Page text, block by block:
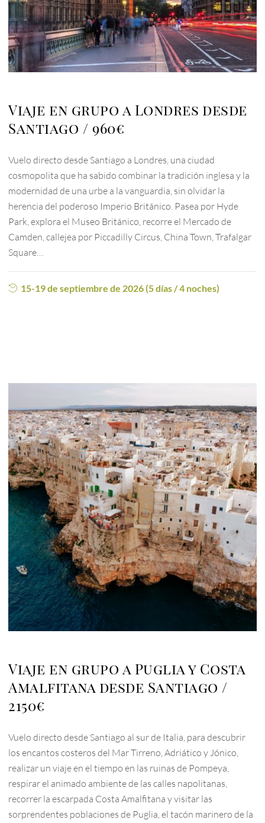
Viaje en grupo a Londres desde
Santiago
960€
Vuelo directo desde Santiago a Londres, una ciudad
cosmopolita que ha sabido combinar la tradición inglesa y la
modernidad de una urbe a la vanguardia, sin olvidar la
herencia del poderoso Imperio Británico. Pasea por Hyde
Park, explora el Museo Británico, recorre el Mercado de
Camden, callejea por Piccadilly Circus, China Town, Trafalgar
Square…
15-19 de septiembre de 2026 (5 días / 4 noches)
Viaje en grupo a Puglia y Costa
Amalfitana desde Santiago
2150€
Vuelo directo desde Santiago al sur de Italia, para descubrir
los encantos costeros del Mar Tirreno, Adriático y Jónico,
realizar un viaje en el tiempo en las ruinas de Pompeya,
respirar el animado ambiente de las calles napolitanas,
recorrer la escarpada Costa Amalfitana y visitar las
sorprendentes poblaciones de Puglia, el tacón marinero de la